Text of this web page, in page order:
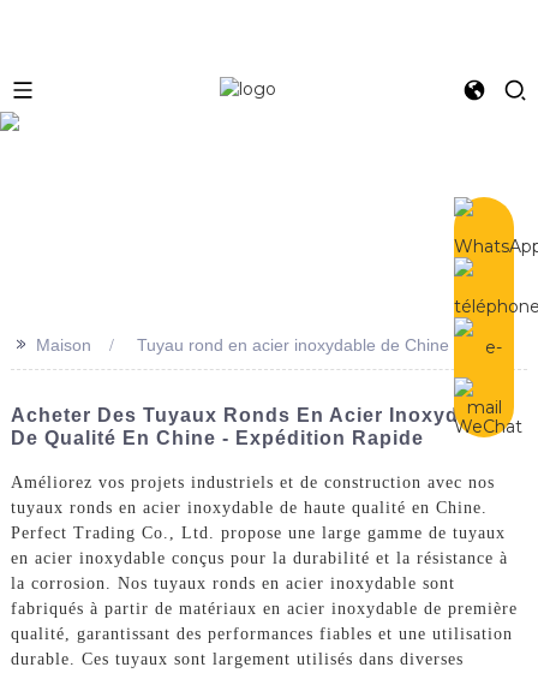
>> Maison Tuyau rond en acier inoxydable de Chine
Acheter Des Tuyaux Ronds En Acier Inoxydable
De Qualité En Chine - Expédition Rapide
Améliorez vos projets industriels et de construction avec nos
tuyaux ronds en acier inoxydable de haute qualité en Chine.
Perfect Trading Co., Ltd. propose une large gamme de tuyaux
en acier inoxydable conçus pour la durabilité et la résistance à
la corrosion. Nos tuyaux ronds en acier inoxydable sont
fabriqués à partir de matériaux en acier inoxydable de première
qualité, garantissant des performances fiables et une utilisation
durable. Ces tuyaux sont largement utilisés dans diverses